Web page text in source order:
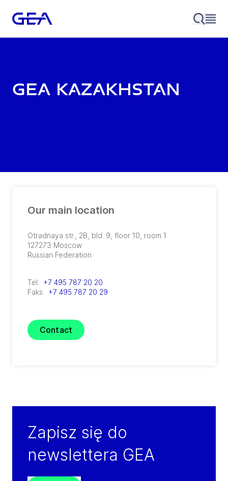
GEA Kazakhstan
Our main location
Otradnaya str., 2B, bld. 9, floor 10, room 1
127273 Moscow
Russian Federation
Tel: +7 495 787 20 20
Faks: +7 495 787 20 29
Contact
Zapisz się do
newslettera GEA